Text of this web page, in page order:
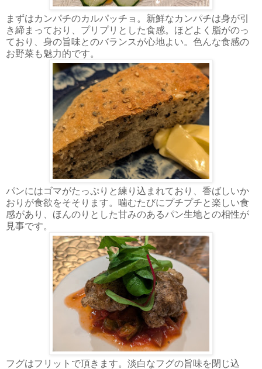
まずはカンパチのカルパッチョ。新鮮なカンパチは身が引
き締まっており、プリプリとした食感。ほどよく脂がのっ
ており、身の旨味とのバランスが心地よい。色んな食感の
お野菜も魅力的です。
パンにはゴマがたっぷりと練り込まれており、香ばしいか
おりが食欲をそそります。噛むたびにプチプチと楽しい食
感があり、ほんのりとした甘みのあるパン生地との相性が
見事です。
フグはフリットで頂きます。淡白なフグの旨味を閉じ込